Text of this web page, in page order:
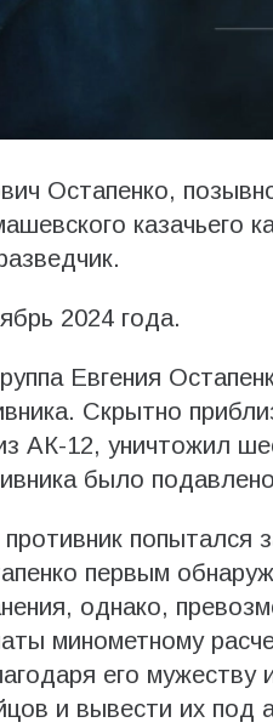
Остапенко,
казачьего
2024 года.
Евгения
Скрытно
АК-12, уничтожил
было
попытался
первым
однако,
минометному
его
и вывести их под